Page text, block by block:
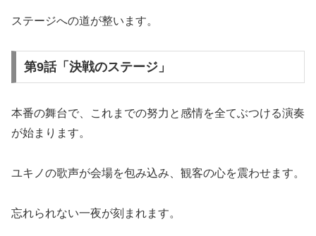
ステージへの道が整います。
第9話「決戦のステージ」
本番の舞台で、これまでの努力と感情を全てぶつける演奏
が始まります。
ユキノの歌声が会場を包み込み、観客の心を震わせます。
忘れられない一夜が刻まれます。